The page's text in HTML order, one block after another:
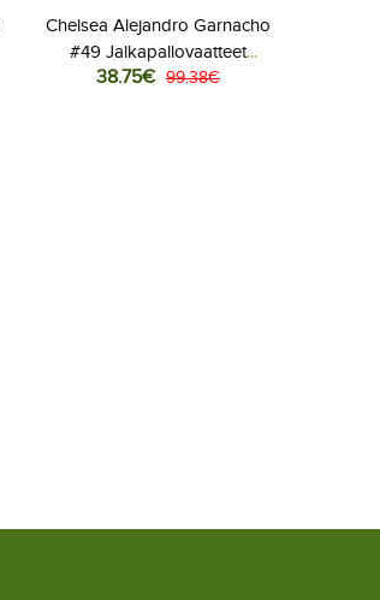
Chelsea Alejandro Garnacho
#49 Jalkapallovaatteet
Naisten Vieraspaita 2025-26
38.75€ 99.38€